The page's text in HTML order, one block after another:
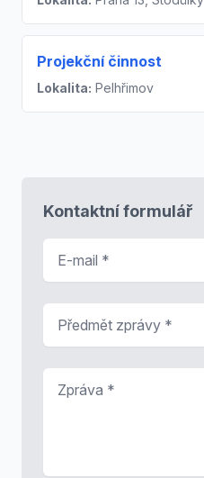
Projekční činnost
Lokalita: Pelhřimov
Kontaktní formulář